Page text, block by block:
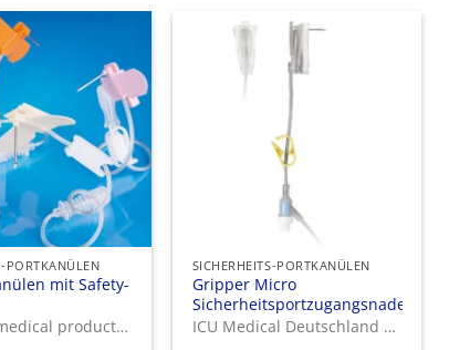
PORTKANÜLEN
mit Safety-
PakuMed medical products Gmbh
SICHERHEITS-PORTKANÜLEN
Gripper Micro
Sicherheitsportzugangsnadel
ICU Medical Deutschland GmbH